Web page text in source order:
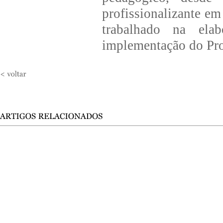
profissionalizante
trabalhado na
implementação do